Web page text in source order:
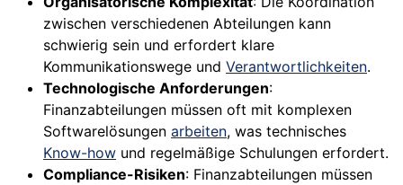
zwischen verschiedenen Abteilungen kann
schwierig sein und erfordert klare
Kommunikationswege und Verantwortlichkeiten.
Technologische Anforderungen:
Finanzabteilungen müssen oft mit komplexen
Softwarelösungen arbeiten, was technisches
Know-how und regelmäßige Schulungen erfordert.
Compliance-Risiken: Finanzabteilungen müssen